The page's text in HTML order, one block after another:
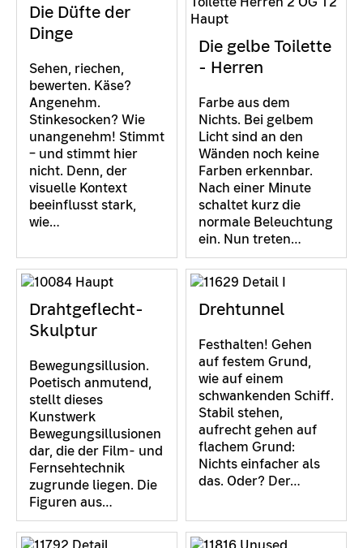
Die Düfte der
Dinge
Sehen, riechen,
bewerten. Käse?
Angenehm.
Stinkesocken? Wie
unangenehm! Stimmt
– und stimmt hier
nicht. Denn, der
visuelle Kontext
beeinflusst stark,
wie…
Die gelbe Toilette
- Herren
Farbe aus dem
Nichts. Bei gelbem
Licht sind an den
Wänden noch keine
Farben erkennbar.
Nach einer Minute
schaltet kurz die
normale Beleuchtung
ein. Nun treten…
Drahtgeflecht-
Skulptur
Bewegungsillusion.
Poetisch anmutend,
stellt dieses
Kunstwerk
Bewegungsillusionen
dar, die der Film- und
Fernsehtechnik
zugrunde liegen. Die
Figuren aus…
Drehtunnel
Festhalten! Gehen
auf festem Grund,
wie auf einem
schwankenden Schiff.
Stabil stehen,
aufrecht gehen auf
flachem Grund:
Nichts einfacher als
das. Oder? Der…